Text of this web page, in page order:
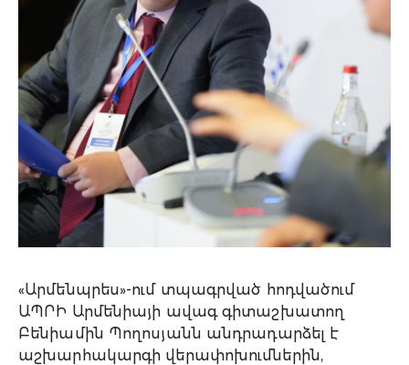
«Արմենպրես»-ում տպագրված հոդվածում
ԱՊՐԻ Արմենիայի ավագ գիտաշխատող
Բենիամին Պողոսյանն անդրադարձել է
աշխարհակարգի վերափոխումներին,